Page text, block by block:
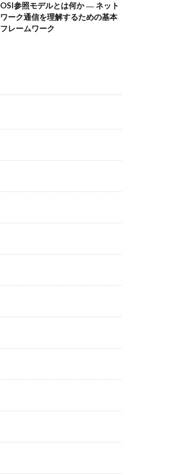
OSI参照モデルとは何か ― ネット
ワーク通信を理解するための基本
フレームワーク